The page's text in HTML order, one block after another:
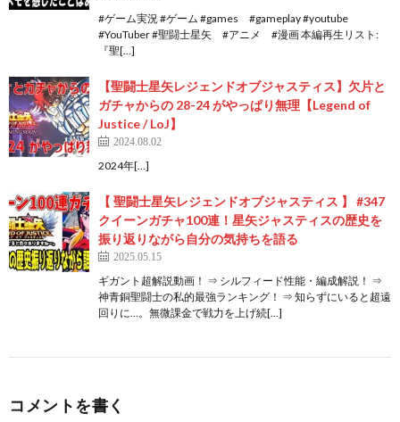
#ゲーム実況 #ゲーム #games #gameplay #youtube
#YouTuber #聖闘士星矢 #アニメ #漫画 本編再生リスト:
『聖[…]
【聖闘士星矢レジェンドオブジャスティス】欠片と
ガチャからの 28-24 がやっぱり無理【Legend of
Justice / LoJ】
2024.08.02
2024年[…]
【 聖闘士星矢レジェンドオブジャスティス 】 #347
クイーンガチャ100連！星矢ジャスティスの歴史を
振り返りながら自分の気持ちを語る
2025.05.15
ギガント超解説動画！ ⇒ シルフィード性能・編成解説！ ⇒
神青銅聖闘士の私的最強ランキング！ ⇒ 知らずにいると超遠
回りに…。無微課金で戦力を上げ続[…]
コメントを書く